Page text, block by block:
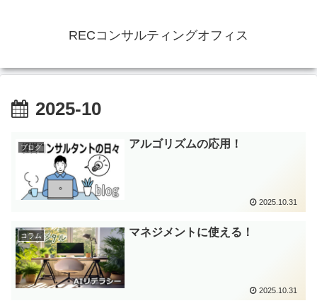
RECコンサルティングオフィス
2025-10
ブログ アルゴリズムの応用！
2025.10.31
コラム マネジメントに使える！
2025.10.31